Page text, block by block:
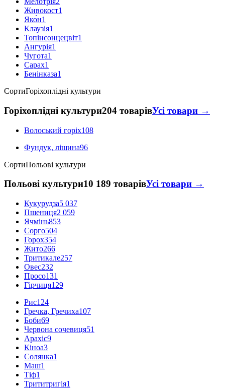
Живокост1
Яко́н1
Клаузія1
Топінсонцецвіт1
Ангурія1
Чугота1
Сарах1
Бенінказа1
СортиГоріхоплідні культури
Горіхоплідні культури204 товарівУсі товари →
Волоський горіх108
Фундук, ліщина96
СортиПольові культури
Польові культури10 189 товарівУсі товари →
Кукурудза5 037
Пшениця2 059
Ячмінь853
Сорго504
Горох354
Жито266
Тритикале257
Овес232
Просо131
Гірчиця129
Рис124
Гречка, Гречиха107
Боби69
Червона сочевиця51
Арахіс9
Кіноа3
Солянка1
Маш1
Тіф1
Трититригія1